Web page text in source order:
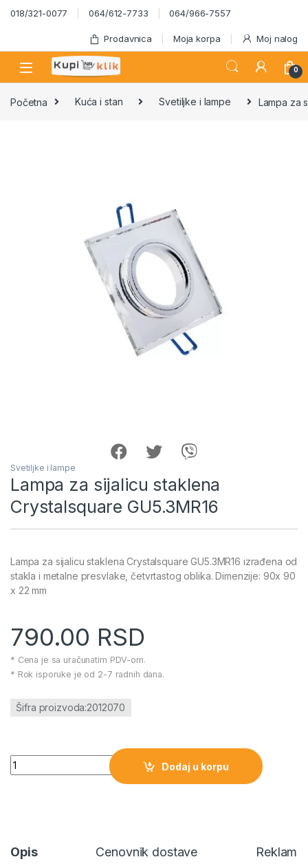
Skip to navigation
Skip to content
018/321-0077 064/612-7733 064/966-7557
Prodavnica Moja korpa Moj nalog
0
Početna Kuća i stan Svetiljke i lampe Lampa za
Svetiljke i lampe
Lampa za sijalicu staklena
Crystalsquare GU5.3MR16
Lampa za sijalicu staklena Crystalsquare GU5.3MR16 izrađena od
stakla i metalne presvlake, četvrtastog oblika. Dimenzije: 90x 90
x 22 mm
790.00 RSD
* Cena je sa uračunatim PDV-om.
* Rok isporuke je od 2-7 radnih dana.
Šifra proizvoda:2012070
Lampa za sijalicu staklena Crystalsquare GU5.3MR16 količina
Dodaj u korpu
Opis Cenovnik dostave